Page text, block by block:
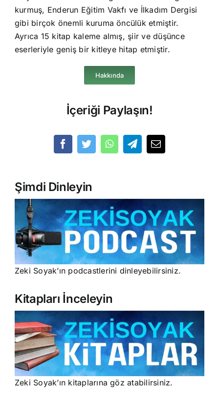
kurmuş, Enderun Eğitim Vakfı ve İlkadım Dergisi
gibi birçok önemli kuruma öncülük etmiştir.
Ayrıca 15 kitap kaleme almış, şiir ve düşünce
eserleriyle geniş bir kitleye hitap etmiştir.
Hakkında
İçeriği Paylaşın!
Şimdi Dinleyin
Zeki Soyak’ın podcastlerini dinleyebilirsiniz.
Kitapları İnceleyin
Zeki Soyak’ın kitaplarına göz atabilirsiniz.